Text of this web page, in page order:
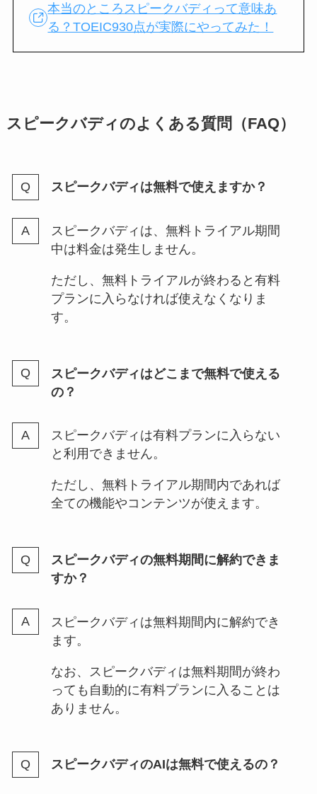
本当のところスピークバディって意味あ
る？TOEIC930点が実際にやってみた！
スピークバディのよくある質問（FAQ）
スピークバディは無料で使えますか？
スピークバディは、無料トライアル期間
中は料金は発生しません。
ただし、無料トライアルが終わると有料
プランに入らなければ使えなくなりま
す。
スピークバディはどこまで無料で使える
の？
スピークバディは有料プランに入らない
と利用できません。
ただし、無料トライアル期間内であれば
全ての機能やコンテンツが使えます。
スピークバディの無料期間に解約できま
すか？
スピークバディは無料期間内に解約でき
ます。
なお、スピークバディは無料期間が終わ
っても自動的に有料プランに入ることは
ありません。
スピークバディのAIは無料で使えるの？